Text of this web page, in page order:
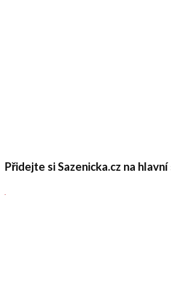
Přidejte si Sazenicka.cz na